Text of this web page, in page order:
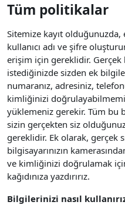
Tüm politikalar
Sitemize kayıt
kullanıcı adı ve şifre
erişim için gereklidir. Gerçek
istediğinizde sizden ek
numaranız, adresiniz,
kimliğinizi
yüklemeniz gerekir. Tüm bu
sizin gerçekten siz
gereklidir. Ek olarak, gerçek
bilgisayarınızın
ve kimliğinizi doğrulamak
kağıdınıza yazdırırız.
Bilgilerinizi nasıl